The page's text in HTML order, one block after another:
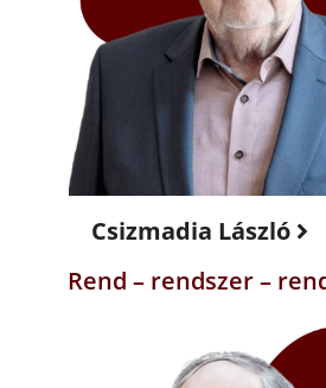
Csizmadia László
Rend – rendszer –